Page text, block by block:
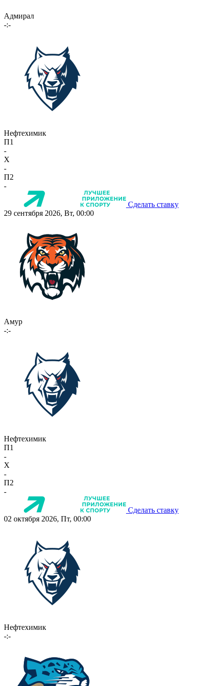
Адмирал
-:-
Нефтехимик
П1
-
X
-
П2
-
Сделать ставку
29 сентября 2026, Вт, 00:00
Амур
-:-
Нефтехимик
П1
-
X
-
П2
-
Сделать ставку
02 октября 2026, Пт, 00:00
Нефтехимик
-:-